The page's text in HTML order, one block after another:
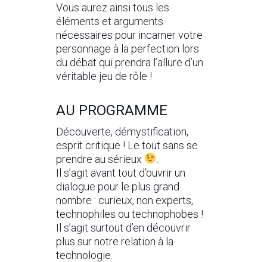
Vous aurez ainsi tous les
éléments et arguments
nécessaires pour incarner votre
personnage à la perfection lors
du débat qui prendra l’allure d’un
véritable jeu de rôle !
AU PROGRAMME
Découverte, démystification,
esprit critique ! Le tout sans se
prendre au sérieux
Il s’agit avant tout d’ouvrir un
dialogue pour le plus grand
nombre : curieux, non experts,
technophiles ou technophobes !
Il s’agit surtout d’en découvrir
plus sur notre relation à la
technologie.